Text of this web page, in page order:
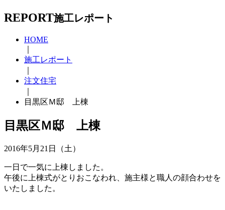
REPORT施工レポート
HOME
施工レポート
注文住宅
目黒区Ｍ邸 上棟
目黒区Ｍ邸 上棟
2016年5月21日（土）
一日で一気に上棟しました。
午後に上棟式がとりおこなわれ、施主様と職人の顔合わせを
いたしました。